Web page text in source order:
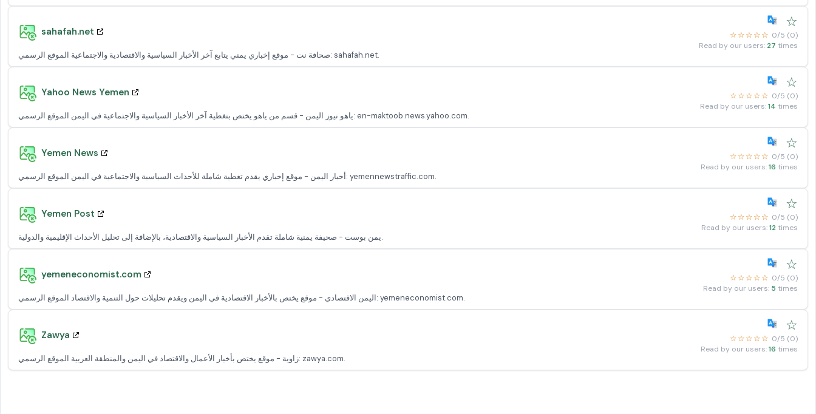
sahafah.net
☆
☆☆☆☆☆ 0/5 (0)
Read by our users: 27 times
صحافة نت - موقع إخباري يمني يتابع آخر الأخبار السياسية والاقتصادية والاجتماعية الموقع الرسمي: sahafah.net.
Yahoo News Yemen
☆
☆☆☆☆☆ 0/5 (0)
Read by our users:14 times
ياهو نيوز اليمن - قسم من ياهو يختص بتغطية آخر الأخبار السياسية والاجتماعية في اليمن الموقع الرسمي: en-maktoob.news.yahoo.com.
Yemen News
☆
☆☆☆☆☆ 0/5 (0)
Read by our users:16 times
أخبار اليمن - موقع إخباري يقدم تغطية شاملة للأحداث السياسية والاجتماعية في اليمن الموقع الرسمي: yemennewstraffic.com.
Yemen Post
☆
☆☆☆☆☆ 0/5 (0)
Read by our users:12 times
يمن بوست - صحيفة يمنية شاملة تقدم الأخبار السياسية والاقتصادية، بالإضافة إلى تحليل الأحداث الإقليمية والدولية.
yemeneconomist.com
☆
☆☆☆☆☆ 0/5 (0)
Read by our users: 5 times
اليمن الاقتصادي - موقع يختص بالأخبار الاقتصادية في اليمن ويقدم تحليلات حول التنمية والاقتصاد الموقع الرسمي: yemeneconomist.com.
Zawya
☆
☆☆☆☆☆ 0/5 (0)
Read by our users:16 times
زاوية - موقع يختص بأخبار الأعمال والاقتصاد في اليمن والمنطقة العربية الموقع الرسمي: zawya.com.